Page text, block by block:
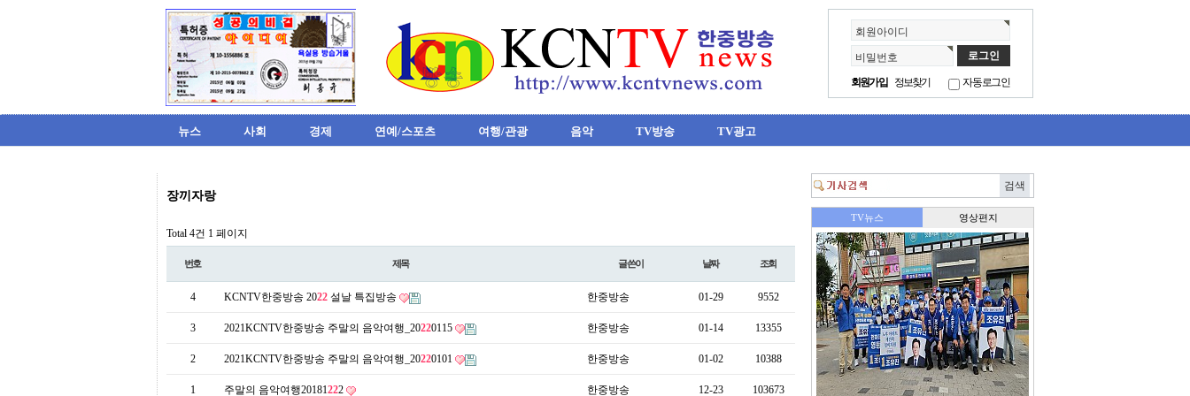
회원아이디
비밀번호
회원가입
정보찾기 자동로그인
뉴스 사회 경제 연예/스포츠 여행/관광 음악 TV방송 TV광고
아
알
구
장끼자랑
Total 4건 1 페이지
번호 제목 글쓴이 날짜 조회
4 KCNTV한중방송 2022설날 특집방송 한중방송 01-29 9552
3 2021KCNTV한중방송 주말의 음악여행_20220115 한중방송 01-14 13355
2 2021KCNTV한중방송 주말의 음악여행_20220101 한중방송 01-02 10388
1 주말의 음악여행20181222 한중방송 12-23 103673